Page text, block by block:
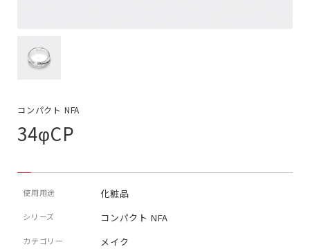
コンパクト NFA
34φCP
使用用途 化粧品
シリーズ コンパクト NFA
カテゴリー メイク